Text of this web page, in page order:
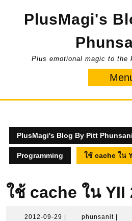
PlusMagi's
Plus emotional magic to the
PlusMagi's Blog By Pitt
Programming ใช้ cache ใน
ใช้ cache ใน YII
2012-09-29 2012-phunsanit